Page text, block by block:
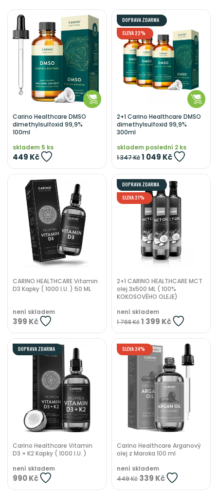
Carino Healthcare DMSO
dimethylsulfoxid 99,9%
100ml
skladem 5 ks
449 Kč
DOPRAVA ZDARMA
SLEVA 22%
2+1 Carino Healthcare DMSO
dimethylsulfoxid 99,9%
300ml
skladem poslední 2 ks
1 347 Kč1 049 Kč
CARINO HEALTHCARE Vitamin
D3 Kapky ( 1000 I.U. ) 50 ML
není skladem
399 Kč
DOPRAVA ZDARMA
SLEVA 21%
2+1 CARINO HEALTHCARE MCT
olej 3x500 ML ( 100%
KOKOSOVÉHO OLEJE)
není skladem
1 768 Kč1 399 Kč
DOPRAVA ZDARMA
Carino Healthcare Vitamin
D3 + K2 Kapky ( 1000 I.U. )
není skladem
990 Kč
SLEVA 24%
Carino Healthcare Arganový
olej z Maroka 100 ml
není skladem
449 Kč 339 Kč